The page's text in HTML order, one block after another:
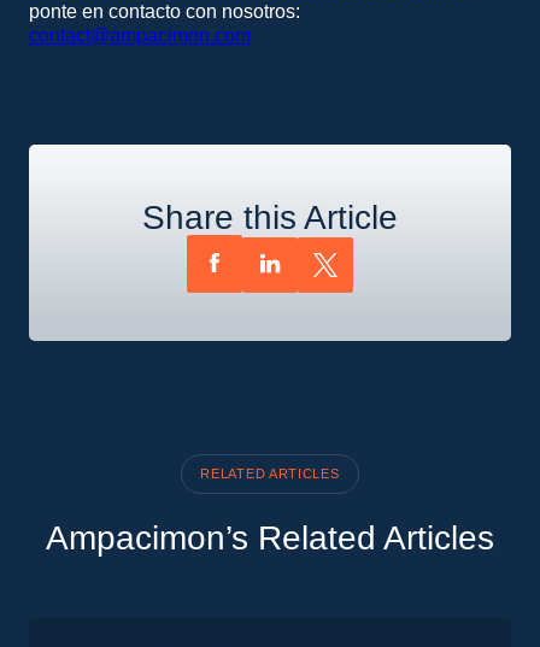
ponte en contacto con nosotros:
contact@ampacimon.com
Share this Article
RELATED ARTICLES
Ampacimon’s Related Articles